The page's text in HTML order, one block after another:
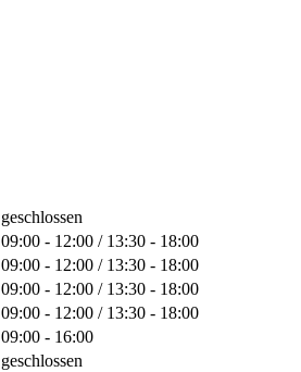
geschlossen
09:00 - 12:00 / 13:30 - 18:00
09:00 - 12:00 / 13:30 - 18:00
09:00 - 12:00 / 13:30 - 18:00
09:00 - 12:00 / 13:30 - 18:00
09:00 - 16:00
geschlossen